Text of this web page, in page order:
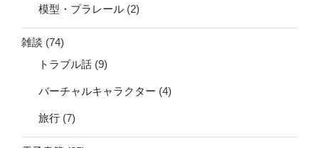
模型・プラレール (2)
雑談 (74)
トラブル話 (9)
バーチャルキャラクター (4)
旅行 (7)